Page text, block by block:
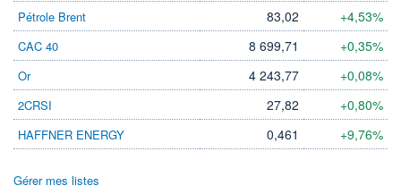
Pétrole Brent
83,02 +4,53%
CAC 40 8 699,71 +0,35%
Or 4 243,77 +0,08%
2CRSI 27,82 +0,80%
HAFFNER ENERGY 0,461 +9,76%
Gérer mes listes